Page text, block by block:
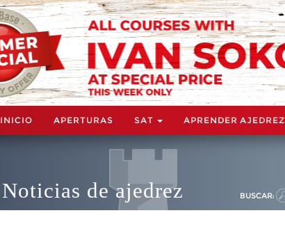
INICIO APERTURAS SAT APRENDER AJEDREZ
Noticias de ajedrez BUSCAR: